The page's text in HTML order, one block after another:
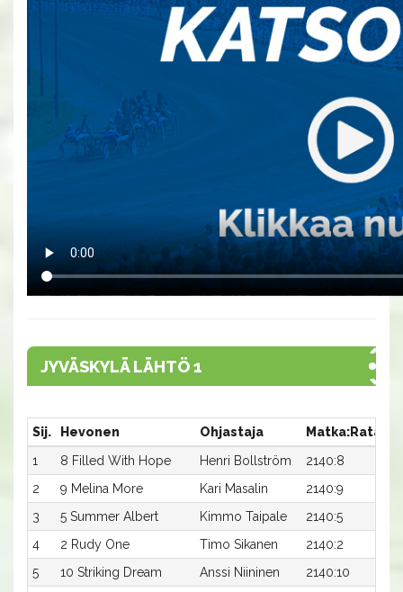
JYVÄSKYLÄ LÄHTÖ 1
Sij. Hevonen Ohjastaja Matka:Rata
1
8 Filled With Hope Henri Bollström 2140:8
2
9 Melina More Kari Masalin 2140:9
3
5 Summer Albert Kimmo Taipale 2140:5
4
2 Rudy One Timo Sikanen 2140:2
5
10 Striking Dream Anssi Niininen 2140:10